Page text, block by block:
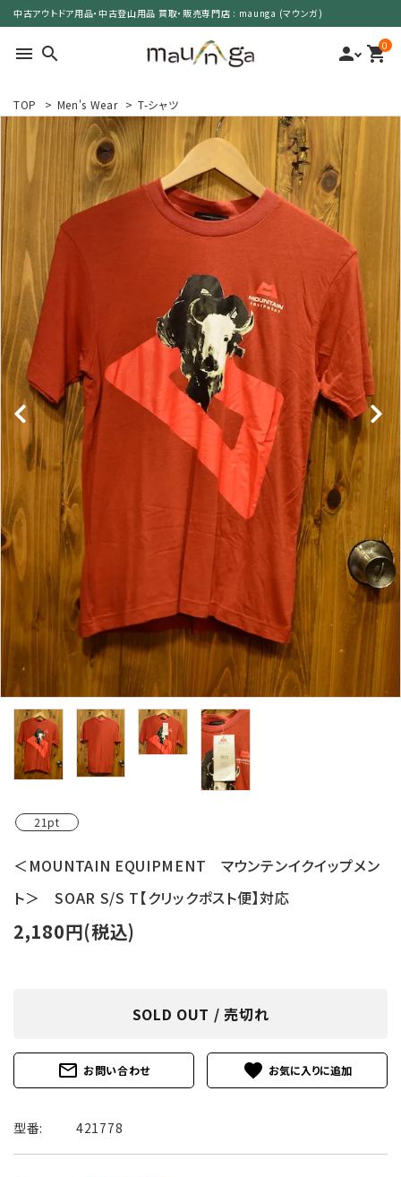
中古アウトドア用品・中古登山用品 買取・販売専門店 : maunga (マウンガ)
menu search person 0
shopping_cart
search
カテゴリーで選ぶ
サイズで選ぶ
特集で選ぶ
価格で選ぶ
買取案内
レンタル・修理
店舗情報
POLICY
INFORMATION
ACCOUNT MENU
ようこそ ゲスト 様
ログイン person 新規会員登録
TOP > Men's Wear > T-シャツ
21pt
＜MOUNTAIN EQUIPMENT マウンテンイクイップメン
ト＞ SOAR S/S T【クリックポスト便】対応
2,180円(税込)
SOLD OUT / 売切れ
mail_outline お問い合わせ favorite
型番: 421778